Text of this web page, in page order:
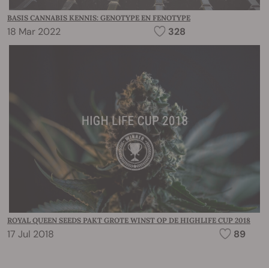
BASIS CANNABIS KENNIS: GENOTYPE EN FENOTYPE
18 Mar 2022 328
ROYAL QUEEN SEEDS PAKT GROTE WINST OP DE HIGHLIFE CUP 2018
17 Jul 2018 89